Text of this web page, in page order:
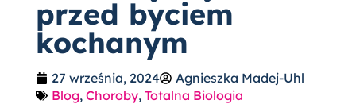
przed byciem
kochanym
27 września, 2024
Agnieszka Madej-Uhl
Blog, Choroby, Totalna Biologia